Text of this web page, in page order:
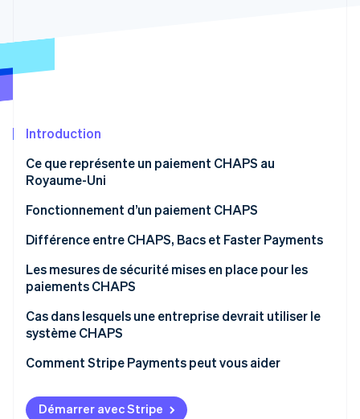
Radar
Atlas
Élimination du carbone
Vérification de l'identité
Découvrez comment Stripe construit l’infrastructure
Regarder la vidéo
Introduction
Ce que représente un paiement CHAPS au
Royaume-Uni
Fonctionnement d’un paiement CHAPS
Différence entre CHAPS, Bacs et Faster Payments
Vitesse et horaires d’exploitation
Plafonds de paiement :
Coût
Cas d’usage classiques
Les mesures de sécurité mises en place pour les
paiements CHAPS
Cas dans lesquels une entreprise devrait utiliser le
système CHAPS
Comment Stripe Payments peut vous aider
Démarrer avec Stripe